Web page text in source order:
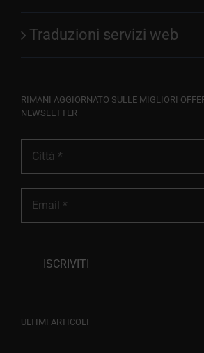
Traduzioni servizi web
RIMANI AGGIORNATO SULLE MIGLIORI
NEWSLETTER
ULTIMI ARTICOLI